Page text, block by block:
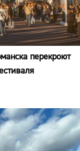
перекроют